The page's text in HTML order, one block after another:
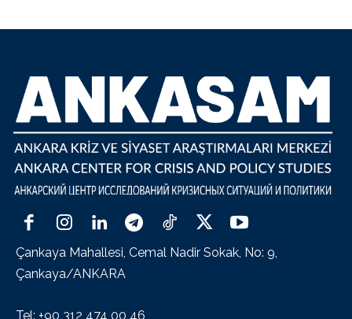
Çankaya Mahallesi, Cemal Nadir Sokak, No: 9,
Çankaya/ANKARA
Tel: +90 312 474 00 46